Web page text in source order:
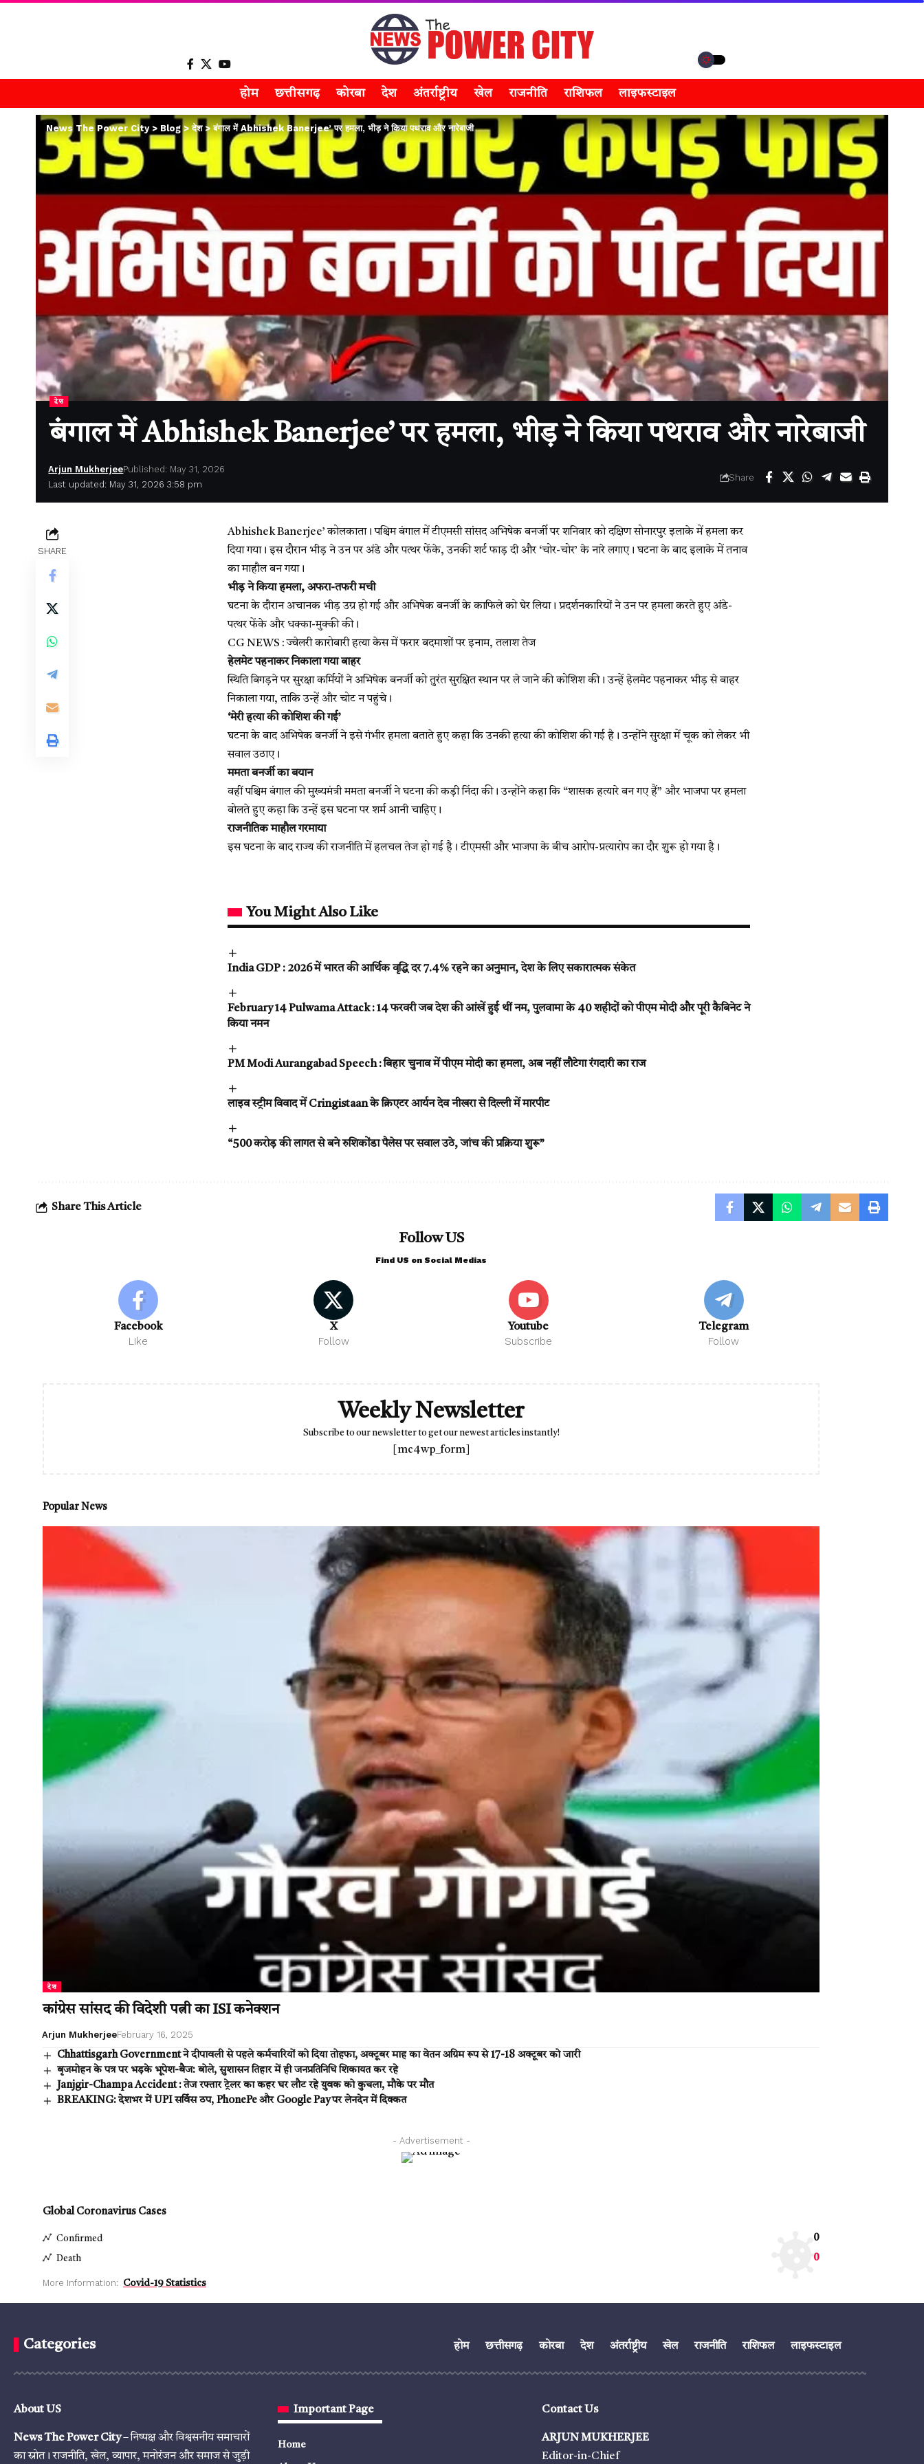
होम छत्तीसगढ़ कोरबा देश अंतर्राष्ट्रीय खेल राजनीति राशिफल लाइफस्टाइल
News The Power City> Blog >देश>बंगाल में Abhishek Banerjee’ पर हमला, भीड़ ने किया पथराव और नारेबाजी
देश
बंगाल में Abhishek Banerjee’ पर हमला, भीड़ ने किया पथराव और नारेबाजी
Last updated: May 31, 2026 3:58 pm
Arjun MukherjeePublished: May 31, 2026
Share
SHARE
Abhishek Banerjee’कोलकाता। पश्चिम बंगाल में टीएमसी सांसद अभिषेक बनर्जी पर शनिवार को दक्षिण सोनारपुर इलाके में हमला कर
दिया गया। इस दौरान भीड़ ने उन पर अंडे और पत्थर फेंके, उनकी शर्ट फाड़ दी और ‘चोर-चोर’ के नारे लगाए। घटना के बाद इलाके में तनाव
का माहौल बन गया।
भीड़ ने किया हमला, अफरा-तफरी मची
घटना के दौरान अचानक भीड़ उग्र हो गई और अभिषेक बनर्जी के काफिले को घेर लिया। प्रदर्शनकारियों ने उन पर हमला करते हुए अंडे-
पत्थर फेंके और धक्का-मुक्की की।
CG NEWS : ज्वेलरी कारोबारी हत्या केस में फरार बदमाशों पर इनाम, तलाश तेज
हेलमेट पहनाकर निकाला गया बाहर
स्थिति बिगड़ने पर सुरक्षा कर्मियों ने अभिषेक बनर्जी को तुरंत सुरक्षित स्थान पर ले जाने की कोशिश की। उन्हें हेलमेट पहनाकर भीड़ से बाहर
निकाला गया, ताकि उन्हें और चोट न पहुंचे।
‘मेरी हत्या की कोशिश की गई’
घटना के बाद अभिषेक बनर्जी ने इसे गंभीर हमला बताते हुए कहा कि उनकी हत्या की कोशिश की गई है। उन्होंने सुरक्षा में चूक को लेकर भी
सवाल उठाए।
ममता बनर्जी का बयान
वहीं पश्चिम बंगाल की मुख्यमंत्री ममता बनर्जी ने घटना की कड़ी निंदा की। उन्होंने कहा कि “शासक हत्यारे बन गए हैं” और भाजपा पर हमला
बोलते हुए कहा कि उन्हें इस घटना पर शर्म आनी चाहिए।
राजनीतिक माहौल गरमाया
इस घटना के बाद राज्य की राजनीति में हलचल तेज हो गई है। टीएमसी और भाजपा के बीच आरोप-प्रत्यारोप का दौर शुरू हो गया है।
You Might Also Like
India GDP : 2026 में भारत की आर्थिक वृद्धि दर 7.4% रहने का अनुमान, देश के लिए सकारात्मक संकेत
February 14 Pulwama Attack : 14 फरवरी जब देश की आंखें हुई थीं नम, पुलवामा के 40 शहीदों को पीएम मोदी और पूरी कैबिनेट ने
किया नमन
PM Modi Aurangabad Speech : बिहार चुनाव में पीएम मोदी का हमला, अब नहीं लौटेगा रंगदारी का राज
लाइव स्ट्रीम विवाद में Cringistaan के क्रिएटर आर्यन देव नीखरा से दिल्ली में मारपीट
“500 करोड़ की लागत से बने रुशिकोंडा पैलेस पर सवाल उठे, जांच की प्रक्रिया शुरू”
Share This Article
Follow US
Find US on Social Medias
Facebook
Like
X
Follow
Youtube
Subscribe
Telegram
Follow
Weekly Newsletter
Subscribe to our newsletter to get our newest articles instantly!
[mc4wp_form]
Popular News
देश
कांग्रेस सांसद की विदेशी पत्नी का ISI कनेक्शन
Arjun MukherjeeFebruary 16, 2025
Chhattisgarh Government ने दीपावली से पहले कर्मचारियों को दिया तोहफा, अक्टूबर माह का वेतन अग्रिम रूप से 17-18 अक्टूबर को जारी
बृजमोहन के पत्र पर भड़के भूपेश-बैज: बोले, सुशासन तिहार में ही जनप्रतिनिधि शिकायत कर रहे
Janjgir-Champa Accident : तेज रफ्तार ट्रेलर का कहर घर लौट रहे युवक को कुचला, मौके पर मौत
BREAKING: देशभर में UPI सर्विस ठप, PhonePe और Google Pay पर लेनदेन में दिक्कत
- Advertisement -
Global Coronavirus Cases
Confirmed 0
Death 0
More Information: Covid-19 Statistics
Categories होम छत्तीसगढ़ कोरबा देश अंतर्राष्ट्रीय खेल राजनीति राशिफल लाइफस्टाइल
About US
News The Power City– निष्पक्ष और विश्वसनीय समाचारों
का स्रोत। राजनीति, खेल, व्यापार, मनोरंजन और समाज से जुड़ी
Important Page
Home
Contact Us
ARJUN MUKHERJEE
Editor-in-Chief